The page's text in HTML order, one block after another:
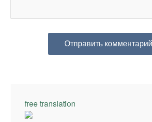
free translation